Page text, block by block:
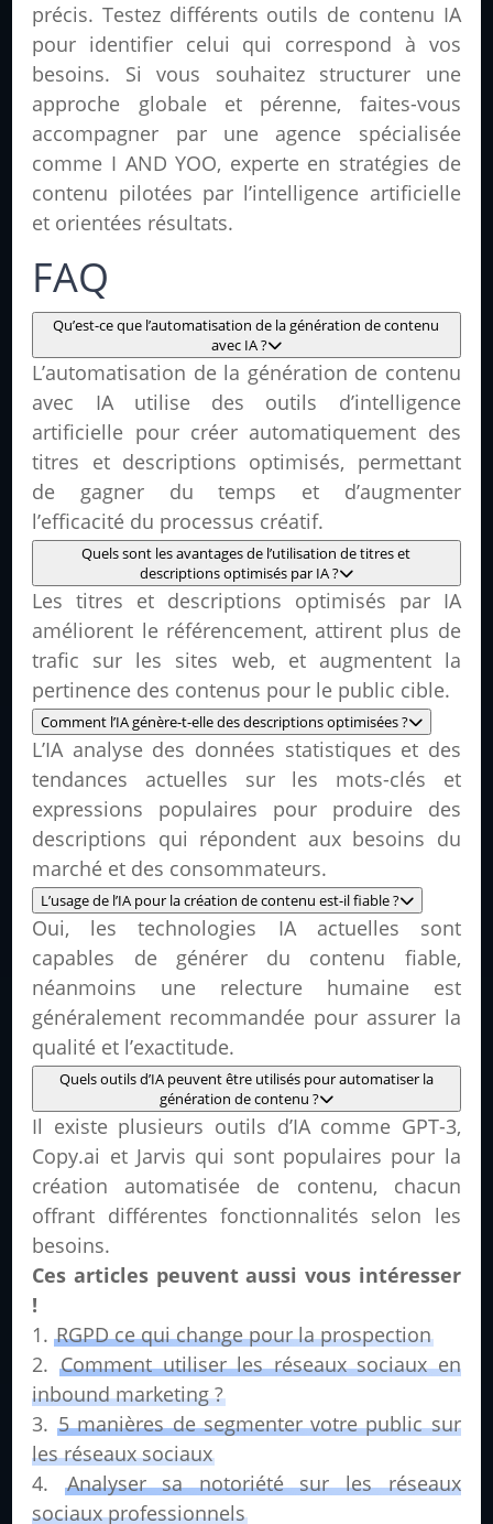
précis. Testez différents outils de contenu IA
pour identifier celui qui correspond à vos
besoins. Si vous souhaitez structurer une
approche globale et pérenne, faites-vous
accompagner par une agence spécialisée
comme I AND YOO, experte en stratégies de
contenu pilotées par l’intelligence artificielle
et orientées résultats.
FAQ
Qu’est-ce que l’automatisation de la génération de contenu
avec IA ?
L’automatisation de la génération de contenu
avec IA utilise des outils d’intelligence
artificielle pour créer automatiquement des
titres et descriptions optimisés, permettant
de gagner du temps et d’augmenter
l’efficacité du processus créatif.
Quels sont les avantages de l’utilisation de titres et
descriptions optimisés par IA ?
Les titres et descriptions optimisés par IA
améliorent le référencement, attirent plus de
trafic sur les sites web, et augmentent la
pertinence des contenus pour le public cible.
Comment l’IA génère-t-elle des descriptions optimisées ?
L’IA analyse des données statistiques et des
tendances actuelles sur les mots-clés et
expressions populaires pour produire des
descriptions qui répondent aux besoins du
marché et des consommateurs.
L’usage de l’IA pour la création de contenu est-il fiable ?
Oui, les technologies IA actuelles sont
capables de générer du contenu fiable,
néanmoins une relecture humaine est
généralement recommandée pour assurer la
qualité et l’exactitude.
Quels outils d’IA peuvent être utilisés pour automatiser la
génération de contenu ?
Il existe plusieurs outils d’IA comme GPT-3,
Copy.ai et Jarvis qui sont populaires pour la
création automatisée de contenu, chacun
offrant différentes fonctionnalités selon les
besoins.
Ces articles peuvent aussi vous intéresser
!
RGPD ce qui change pour la prospection
Comment utiliser les réseaux sociaux en
inbound marketing ?
5 manières de segmenter votre public sur
les réseaux sociaux
Analyser sa notoriété sur les réseaux
sociaux professionnels